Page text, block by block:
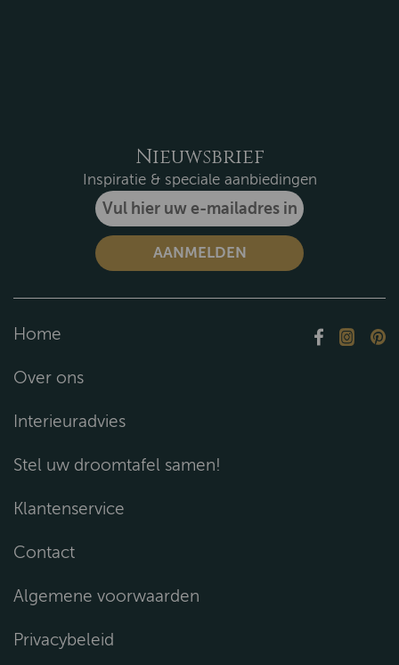
Nieuwsbrief
Inspiratie & speciale aanbiedingen
Home
Over ons
Interieuradvies
Stel uw droomtafel samen!
Klantenservice
Contact
Algemene voorwaarden
Privacybeleid